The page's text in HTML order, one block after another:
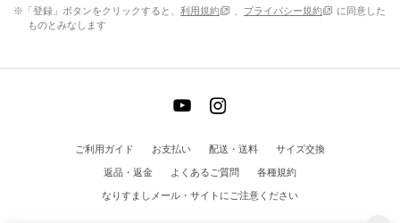
※「登録」ボタンをクリックすると、 利用規約 プライバシー規約
に同意した
ものとみなします
ご利用ガイド お支払い 配送・送料
サイズ交換
返品・返金
よくあるご質問
各種規約
なりすましメール・サイトにご注意ください